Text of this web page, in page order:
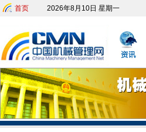
首页 2026年8月10日 星期一